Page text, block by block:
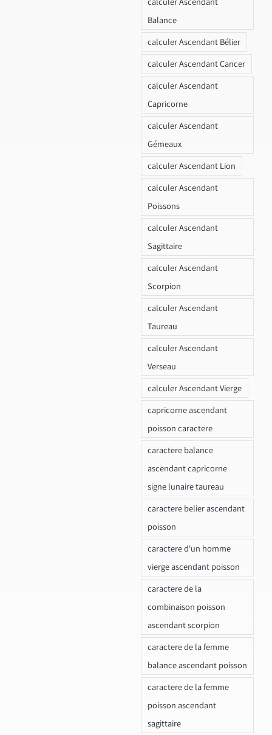
Balance
calculer Ascendant Bélier
calculer Ascendant Cancer
calculer Ascendant
Capricorne
calculer Ascendant
Gémeaux
calculer Ascendant Lion
calculer Ascendant
Poissons
calculer Ascendant
Sagittaire
calculer Ascendant
Scorpion
calculer Ascendant
Taureau
calculer Ascendant
Verseau
calculer Ascendant Vierge
capricorne ascendant
poisson caractere
caractere balance
ascendant capricorne
signe lunaire taureau
caractere belier ascendant
poisson
caractere d'un homme
vierge ascendant poisson
caractere de la
combinaison poisson
ascendant scorpion
caractere de la femme
balance ascendant poisson
caractere de la femme
poisson ascendant
sagittaire